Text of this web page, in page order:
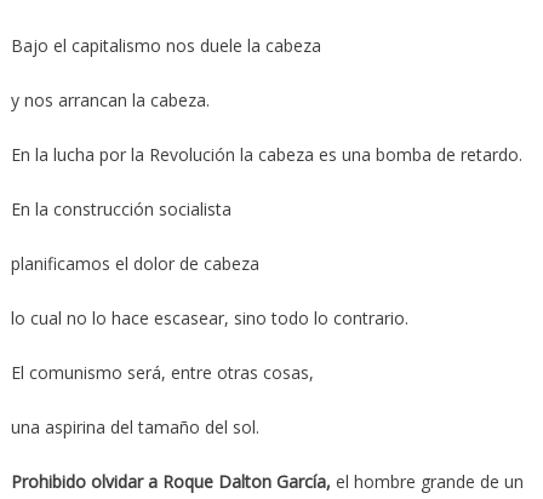
Bajo el capitalismo nos duele la cabeza
y nos arrancan la cabeza.
En la lucha por la Revolución la cabeza es una bomba de retardo.
En la construcción socialista
planificamos el dolor de cabeza
lo cual no lo hace escasear, sino todo lo contrario.
El comunismo será, entre otras cosas,
una aspirina del tamaño del sol.
Prohibido olvidar a Roque Dalton García, el hombre grande de un